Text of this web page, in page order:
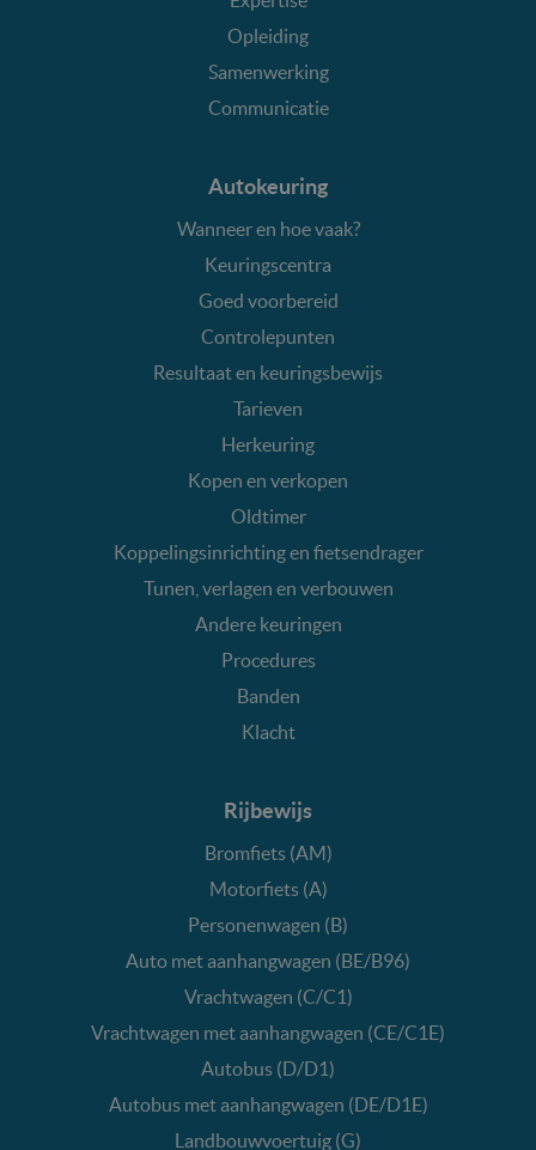
Opleiding
Samenwerking
Communicatie
Autokeuring
Wanneer en hoe vaak?
Keuringscentra
Goed voorbereid
Controlepunten
Resultaat en keuringsbewijs
Tarieven
Herkeuring
Kopen en verkopen
Oldtimer
Koppelingsinrichting en fietsendrager
Tunen, verlagen en verbouwen
Andere keuringen
Procedures
Banden
Klacht
Rijbewijs
Bromfiets (AM)
Motorfiets (A)
Personenwagen (B)
Auto met aanhangwagen (BE/B96)
Vrachtwagen (C/C1)
Vrachtwagen met aanhangwagen (CE/C1E)
Autobus (D/D1)
Autobus met aanhangwagen (DE/D1E)
Landbouwvoertuig (G)